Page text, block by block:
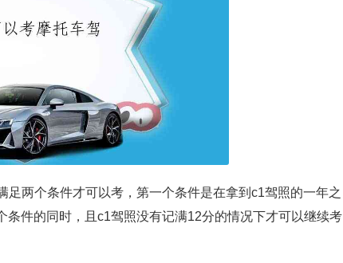
两个条件才可以考，第一个条件是在拿到c1驾照的一年之
件的同时，且c1驾照没有记满12分的情况下才可以继续考